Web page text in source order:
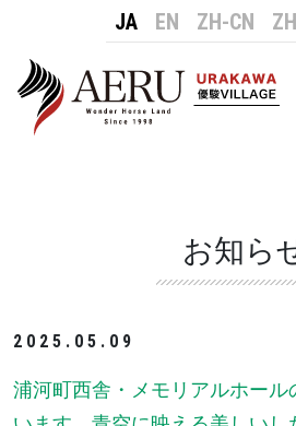
JA EN ZH-CN
お知ら
2025.05.09
浦河町西舎・メモリアルホール